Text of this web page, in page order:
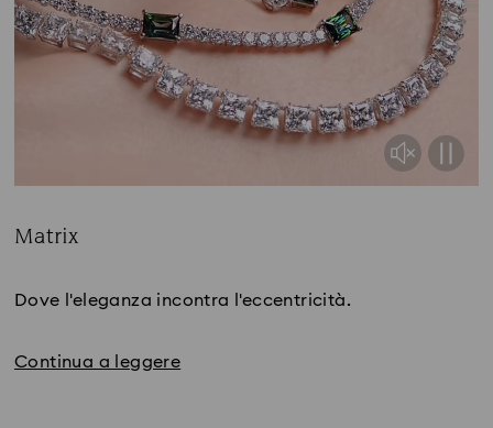
Matrix
Dove l'eleganza incontra l'eccentricità.
Continua a leggere